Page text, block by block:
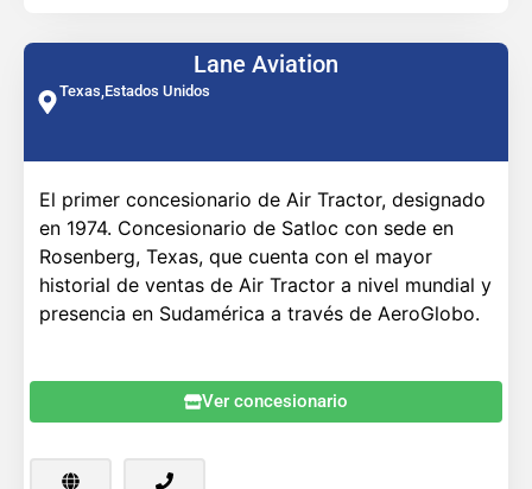
Lane Aviation
Texas, Estados Unidos
El primer concesionario de Air Tractor, designado
en 1974. Concesionario de Satloc con sede en
Rosenberg, Texas, que cuenta con el mayor
historial de ventas de Air Tractor a nivel mundial y
presencia en Sudamérica a través de AeroGlobo.
Ver concesionario